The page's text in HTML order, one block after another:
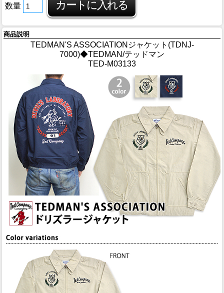
数量
商品説明
TEDMAN'S ASSOCIATIONジャケット(TDNJ-
7000)◆TEDMAN/テッドマン
TED-M03133